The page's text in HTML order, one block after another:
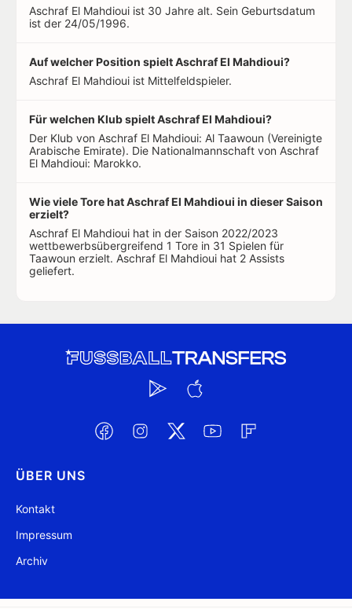
Aschraf El Mahdioui ist 30 Jahre alt. Sein Geburtsdatum
ist der 24/05/1996.
Auf welcher Position spielt Aschraf El Mahdioui?
Aschraf El Mahdioui ist Mittelfeldspieler.
Für welchen Klub spielt Aschraf El Mahdioui?
Der Klub von Aschraf El Mahdioui: Al Taawoun (Vereinigte
Arabische Emirate). Die Nationalmannschaft von Aschraf
El Mahdioui: Marokko.
Wie viele Tore hat Aschraf El Mahdioui in dieser Saison
erzielt?
Aschraf El Mahdioui hat in der Saison 2022/2023
wettbewerbsübergreifend 1 Tore in 31 Spielen für
Taawoun erzielt. Aschraf El Mahdioui hat 2 Assists
geliefert.
ÜBER UNS
Kontakt
Impressum
Archiv